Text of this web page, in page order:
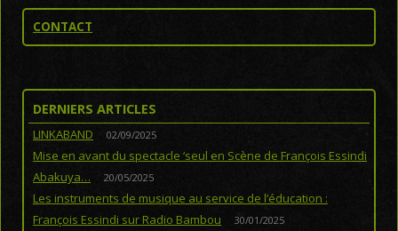
CONTACT
DERNIERS ARTICLES
LINKABAND 02/09/2025
Mise en avant du spectacle ‘seul en Scène de François Essindi
Abakuya…
20/05/2025
Les instruments de musique au service de l’éducation :
François Essindi sur Radio Bambou
30/01/2025